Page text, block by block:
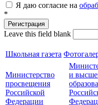
Я даю согласие на
*
Leave this field blank
Школьная газета
Министерство
просвещения
Российской
Федерации
и